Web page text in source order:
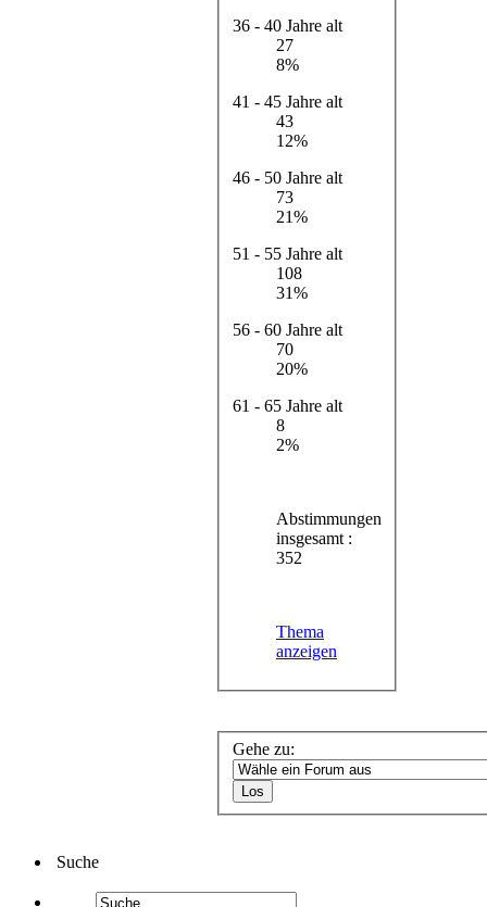
36 - 40 Jahre alt
27
8%
41 - 45 Jahre alt
43
12%
46 - 50 Jahre alt
73
21%
51 - 55 Jahre alt
108
31%
56 - 60 Jahre alt
70
20%
61 - 65 Jahre alt
8
2%
Abstimmungen
insgesamt :
352
Thema
anzeigen
Gehe zu:
Suche